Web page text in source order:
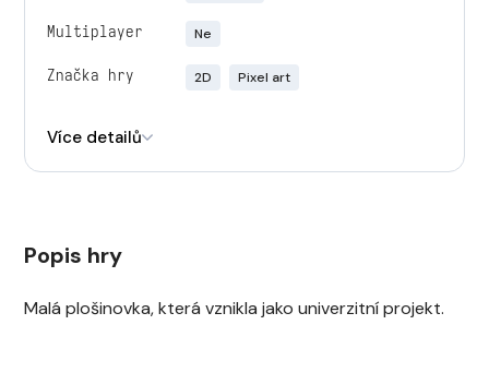
Multiplayer Ne
Značka hry 2D Pixel art
Více detailů
Popis hry
Malá plošinovka, která vznikla jako univerzitní projekt.